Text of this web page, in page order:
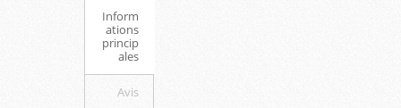
Inform
ations
princip
ales
Avis